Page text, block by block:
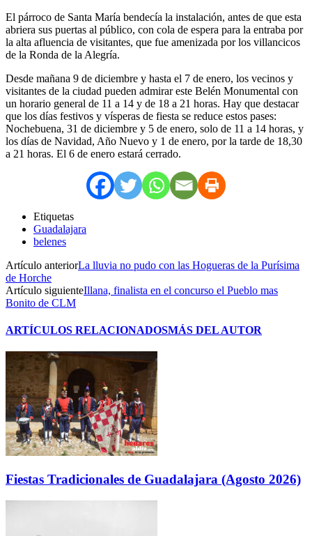
El párroco de Santa María bendecía la instalación, antes de que esta
abriera sus puertas al público, con cola de espera para la entraba por
la alta afluencia de visitantes, que fue amenizada por los villancicos
de la Ronda de la Alegría.
Desde mañana 9 de diciembre y hasta el 7 de enero, los vecinos y
visitantes de la ciudad pueden admirar este Belén Monumental con
un horario general de 11 a 14 y de 18 a 21 horas. Hay que destacar
que los días festivos y vísperas de fiesta se reduce estos pases:
Nochebuena, 31 de diciembre y 5 de enero, solo de 11 a 14 horas, y
los días de Navidad, Año Nuevo y 1 de enero, por la tarde de 18,30
a 21 horas. El 6 de enero estará cerrado.
Etiquetas
Guadalajara
belenes
Artículo anteriorLa lluvia no pudo con las Hogueras de la Purísima
de Horche
Artículo siguienteIllana, finalista en el concurso el Pueblo mas
Bonito de CLM
ARTÍCULOS RELACIONADOSMÁS DEL AUTOR
Fiestas Tradicionales de Guadalajara (Agosto 2026)